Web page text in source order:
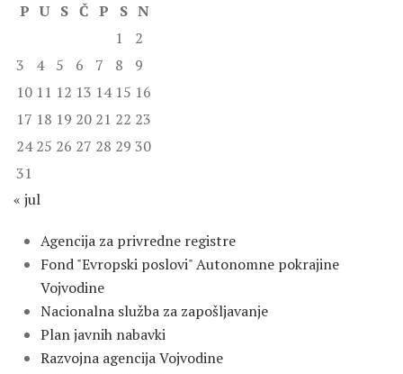
P U S Č P S N
1
2
3
4 5 6 7 8
9
10 11 12 13 14 15 16
17 18 19 20 21 22 23
24 25 26 27 28 29 30
31
« jul
Agencija za privredne registre
Fond "Evropski poslovi" Autonomne pokrajine
Vojvodine
Nacionalna služba za zapošljavanje
Plan javnih nabavki
Razvojna agencija Vojvodine